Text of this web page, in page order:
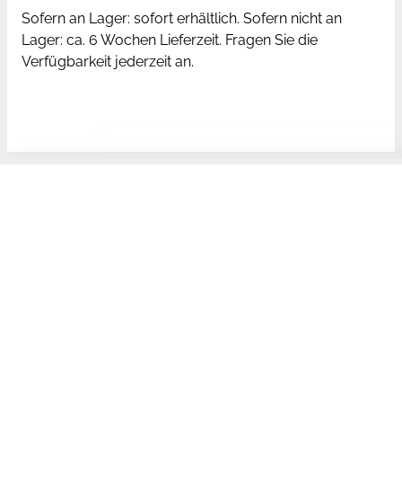
Sofern an Lager: sofort erhältlich. Sofern nicht an
Lager: ca. 6 Wochen Lieferzeit. Fragen Sie die
Verfügbarkeit jederzeit an.